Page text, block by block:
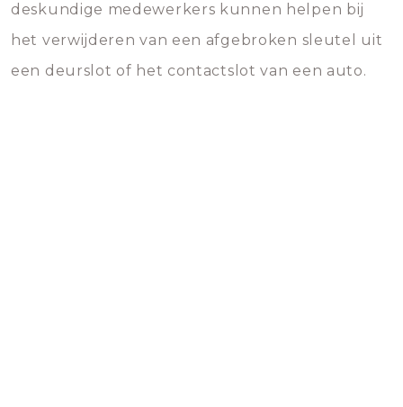
deskundige medewerkers kunnen helpen bij
het verwijderen van een afgebroken sleutel uit
een deurslot of het contactslot van een auto.